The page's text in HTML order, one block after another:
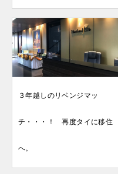
３年越しのリベンジマッ
チ・・・！ 再度タイに移住
へ。